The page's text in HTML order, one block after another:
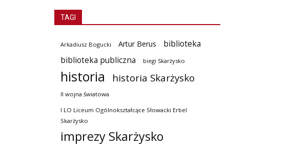
TAGI
Arkadiusz Bogucki Artur Berus
biblioteka
biblioteka publiczna
biegi Skarżysko
historia historia Skarżysko
II wojna światowa
I LO Liceum Ogólnokształcące Słowacki Erbel
Skarżysko
imprezy Skarżysko